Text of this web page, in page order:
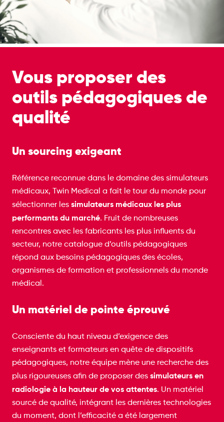
Vous proposer des
outils pédagogiques de
qualité
Un sourcing exigeant
Référence reconnue dans le domaine des simulateurs
médicaux, Twin Medical a fait le tour du monde pour
sélectionner les simulateurs médicaux les plus
performants du marché. Fruit de nombreuses
rencontres avec les fabricants les plus influents du
secteur, notre catalogue d’outils pédagogiques
répond aux besoins pédagogiques des écoles,
organismes de formation et professionnels du monde
médical.
Un matériel de pointe éprouvé
Consciente du haut niveau d’exigence des
enseignants et formateurs en quête de dispositifs
pédagogiques, notre équipe mène une recherche des
plus rigoureuses afin de proposer des simulateurs en
radiologie à la hauteur de vos attentes. Un matériel
sourcé de qualité, intégrant les dernières technologies
du moment, dont l’efficacité a été largement